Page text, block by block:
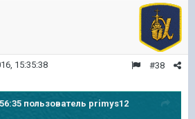
#38
15:35:38
пользователь primys12